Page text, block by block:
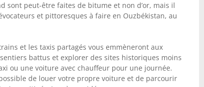
sont peut-être faites de bitume et non d’or, mais il
et pittoresques à faire en Ouzbékistan, au
et les taxis partagés vous emmèneront aux
battus et explorer des sites historiques moins
ou une voiture avec chauffeur pour une journée.
de louer votre propre voiture et de parcourir